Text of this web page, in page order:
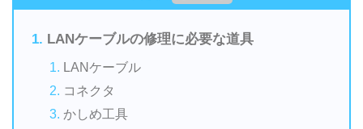
LANケーブルの修理に必要な道具
LANケーブル
コネクタ
かしめ工具